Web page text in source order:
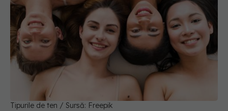
Tipurile de ten / Sursă: Freepik